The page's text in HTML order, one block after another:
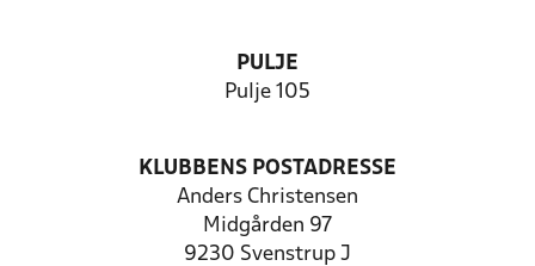
PULJE
Pulje 105
KLUBBENS POSTADRESSE
Anders Christensen
Midgården 97
9230 Svenstrup J